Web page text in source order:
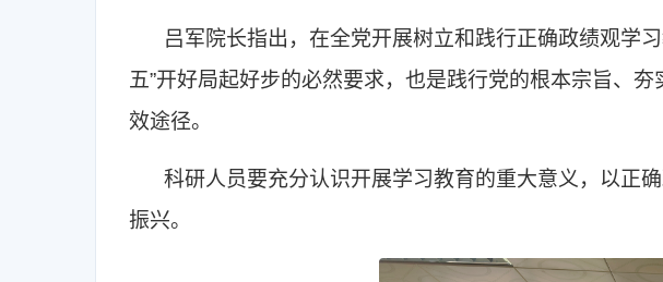
吕军院长指出，在全党开展树立和践行正确政绩观学
五”开好局起好步的必然要求，也是践行党的根本宗旨、
效途径。
科研人员要充分认识开展学习教育的重大意义，以正
振兴。